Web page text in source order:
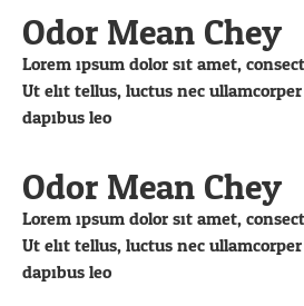
Odor Mean Chey
Lorem ipsum dolor sit amet,
Ut elit tellus, luctus nec
dapibus leo.
Odor Mean Chey
Lorem ipsum dolor sit amet,
Ut elit tellus, luctus nec
dapibus leo.